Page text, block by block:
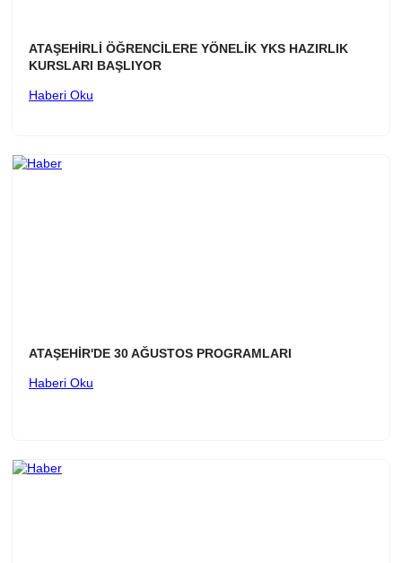
ATAŞEHİRLİ ÖĞRENCİLERE YÖNELİK YKS HAZIRLIK
KURSLARI BAŞLIYOR
Haberi Oku
ATAŞEHİR'DE 30 AĞUSTOS PROGRAMLARI
Haberi Oku